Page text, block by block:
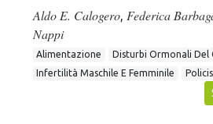
Aldo E. Calogero, Federica
Nappi
Alimentazione
Disturbi Ormonali Del
Infertilità Maschile E Femminile